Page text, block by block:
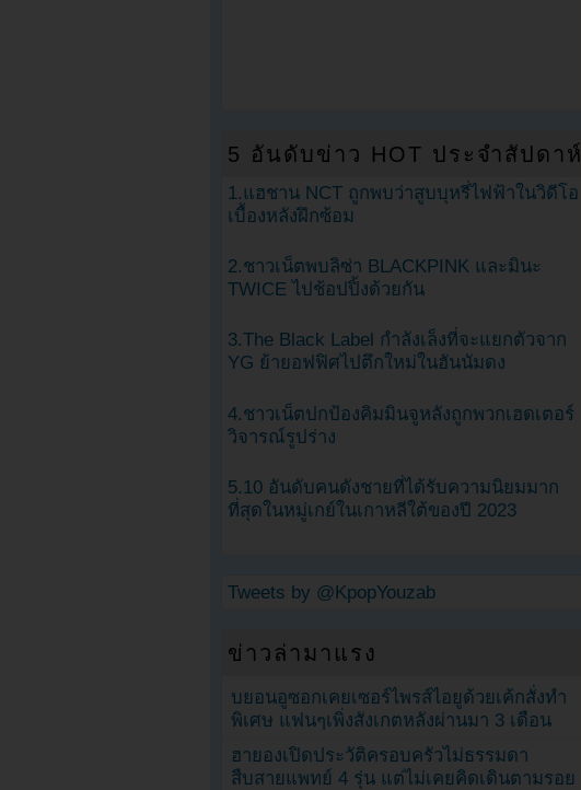
5 อันดับข่าว HOT ประจำสัปดาห์
1.แฮชาน NCT ถูกพบว่าสูบบุหรี่ไฟฟ้าในวิดีโอ
เบื้องหลังฝึกซ้อม
2.ชาวเน็ตพบลิซ่า BLACKPINK และมินะ
TWICE ไปช้อปปิ้งด้วยกัน
3.The Black Label กำลังเล็งที่จะแยกตัวจาก
YG ย้ายอฟฟิศไปตึกใหม่ในฮันนัมดง
4.ชาวเน็ตปกป้องคิมมินจูหลังถูกพวกเฮดเตอร์
วิจารณ์รูปร่าง
5.10 อันดับคนดังชายที่ได้รับความนิยมมาก
ที่สุดในหมู่เกย์ในเกาหลีใต้ของปี 2023
Tweets by @KpopYouzab
ข่าวล่ามาแรง
บยอนอูซอกเคยเซอร์ไพรส์ไอยูด้วยเค้กสั่งทำ
พิเศษ แฟนๆเพิ่งสังเกตหลังผ่านมา 3 เดือน
ฮายองเปิดประวัติครอบครัวไม่ธรรมดา
สืบสายแพทย์ 4 รุ่น แต่ไม่เคยคิดเดินตามรอย